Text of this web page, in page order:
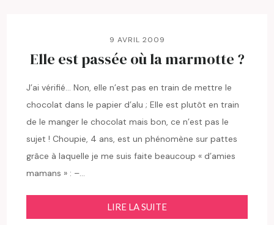
9 AVRIL 2009
Elle est passée où la marmotte ?
J’ai vérifié… Non, elle n’est pas en train de mettre le
chocolat dans le papier d’alu ; Elle est plutôt en train
de le manger le chocolat mais bon, ce n’est pas le
sujet ! Choupie, 4 ans, est un phénomène sur pattes
grâce à laquelle je me suis faite beaucoup « d’amies
mamans » : –…
LIRE LA SUITE